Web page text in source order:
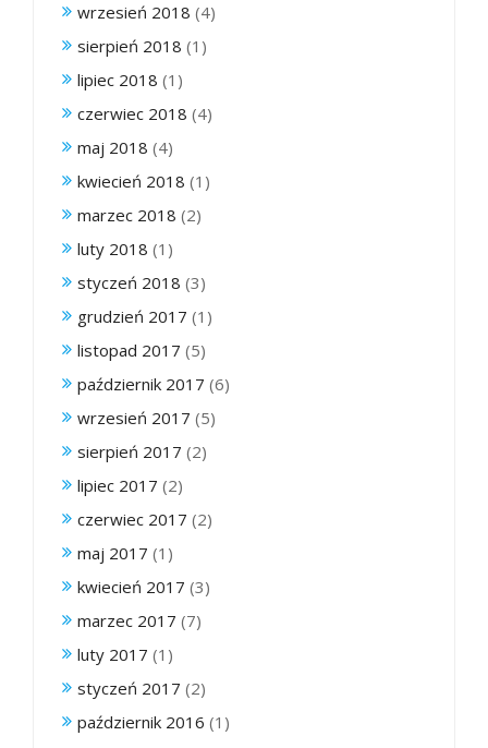
wrzesień 2018 (4)
sierpień 2018 (1)
lipiec 2018 (1)
czerwiec 2018 (4)
maj 2018 (4)
kwiecień 2018 (1)
marzec 2018 (2)
luty 2018 (1)
styczeń 2018 (3)
grudzień 2017 (1)
listopad 2017 (5)
październik 2017 (6)
wrzesień 2017 (5)
sierpień 2017 (2)
lipiec 2017 (2)
czerwiec 2017 (2)
maj 2017 (1)
kwiecień 2017 (3)
marzec 2017 (7)
luty 2017 (1)
styczeń 2017 (2)
październik 2016 (1)